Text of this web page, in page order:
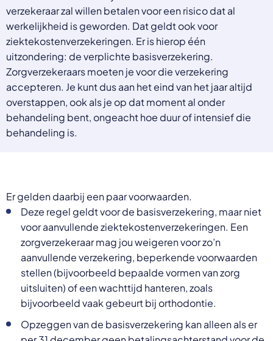
verzekeraar zal willen betalen voor een risico dat al
werkelijkheid is geworden. Dat geldt ook voor
ziektekostenverzekeringen. Er is hierop één
uitzondering: de verplichte basisverzekering.
Zorgverzekeraars moeten je voor die verzekering
accepteren. Je kunt dus aan het eind van het jaar altijd
overstappen, ook als je op dat moment al onder
behandeling bent, ongeacht hoe duur of intensief die
behandeling is.
Er gelden daarbij een paar voorwaarden.
Deze regel geldt voor de basisverzekering, maar niet
voor aanvullende ziektekostenverzekeringen. Een
zorgverzekeraar mag jou weigeren voor zo’n
aanvullende verzekering, beperkende voorwaarden
stellen (bijvoorbeeld bepaalde vormen van zorg
uitsluiten) of een wachttijd hanteren, zoals
bijvoorbeeld vaak gebeurt bij orthodontie.
Opzeggen van de basisverzekering kan alleen als er